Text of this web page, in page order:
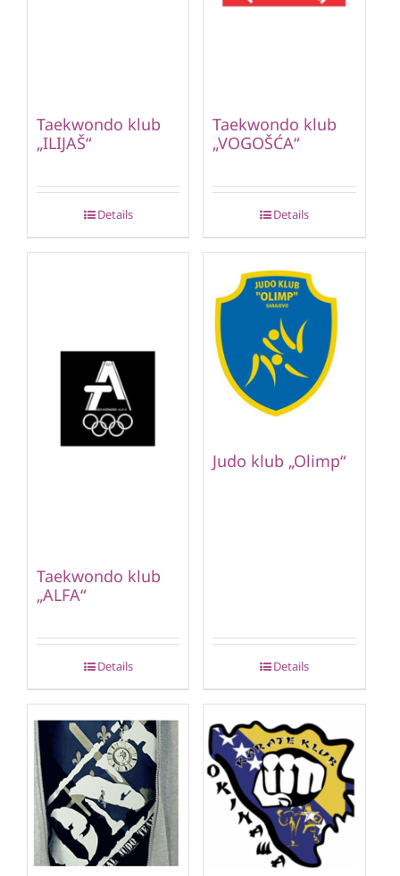
Taekwondo klub
„ILIJAŠ“
Details
Taekwondo klub
„VOGOŠĆA“
Details
Taekwondo klub
„ALFA“
Details
Judo klub „Olimp“
Details